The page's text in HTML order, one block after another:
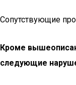
Сопутствующие
Кроме
следующие